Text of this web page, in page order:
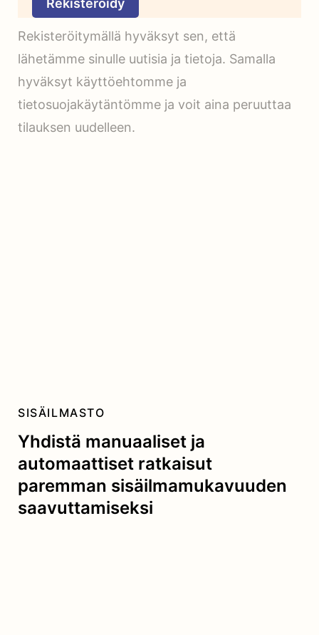
Rekisteröitymällä hyväksyt sen, että
lähetämme sinulle uutisia ja tietoja. Samalla
hyväksyt käyttöehtomme ja
tietosuojakäytäntömme ja voit aina peruuttaa
tilauksen uudelleen.
Yhdistä manuaaliset ja
automaattiset ratkaisut
paremman sisäilmamukavuuden
saavuttamiseksi
SISÄILMASTO